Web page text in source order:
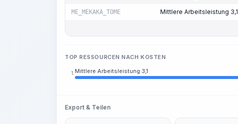
ME_MEKAKA_TOME Mittlere Arbeitsleistung 3,1
TOP RESSOURCEN NACH KOSTEN
1. Mittlere Arbeitsleistung 3,1
Export & Teilen